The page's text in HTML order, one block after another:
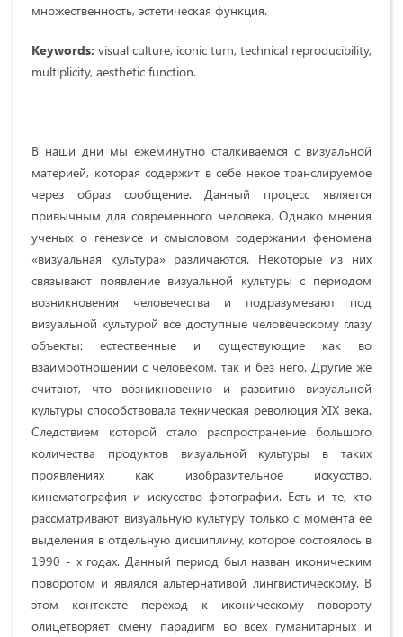
множественность, эстетическая функция.
Keywords: visual culture, iconic turn, technical reproducibility,
multiplicity, aesthetic function.
В наши дни мы ежеминутно сталкиваемся с визуальной
материей, которая содержит в себе некое транслируемое
через образ сообщение. Данный процесс является
привычным для современного человека. Однако мнения
ученых о генезисе и смысловом содержании феномена
«визуальная культура» различаются. Некоторые из них
связывают появление визуальной культуры с периодом
возникновения человечества и подразумевают под
визуальной культурой все доступные человеческому глазу
объекты: естественные и существующие как во
взаимоотношении с человеком, так и без него. Другие же
считают, что возникновению и развитию визуальной
культуры способствовала техническая революция XIX века.
Следствием которой стало распространение большого
количества продуктов визуальной культуры в таких
проявлениях как изобразительное искусство,
кинематография и искусство фотографии. Есть и те, кто
рассматривают визуальную культуру только с момента ее
выделения в отдельную дисциплину, которое состоялось в
1990 - х годах. Данный период был назван иконическим
поворотом и являлся альтернативой лингвистическому. В
этом контексте переход к иконическому повороту
олицетворяет смену парадигм во всех гуманитарных и